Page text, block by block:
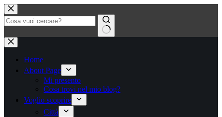
Salta
al
contenuto
Nessun
risultato
Home
About Page
Mi presento
Cosa trovi nel mio blog?
Voglio scoprire
Città